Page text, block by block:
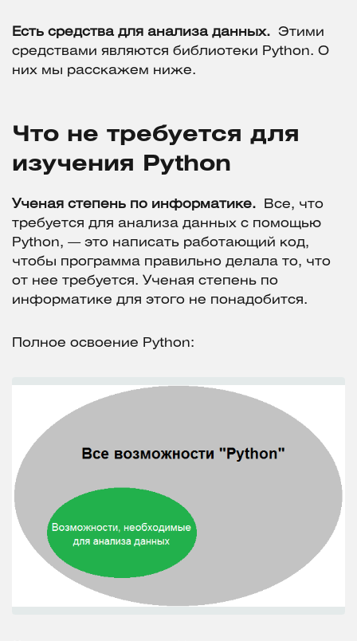
Есть средства для анализа данных.
Этими
средствами являются библиотеки Python. О
них мы расскажем ниже.
Что не требуется для
изучения Python
Ученая степень по информатике.
Все, что
требуется для анализа данных с помощью
Python, — это написать работающий код,
чтобы программа правильно делала то, что
от нее требуется. Ученая степень по
информатике для этого не понадобится.
Полное освоение Python: